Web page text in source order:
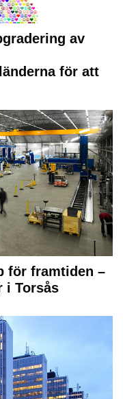
av
för att
för framtiden –
i Torsås